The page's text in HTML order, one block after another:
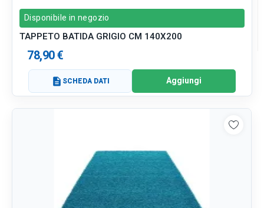
Disponibile in negozio
TAPPETO BATIDA GRIGIO CM 140X200
78,90 €
description SCHEDA DATI Aggiungi